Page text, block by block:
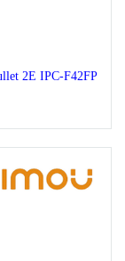
2E IPC-F42FP